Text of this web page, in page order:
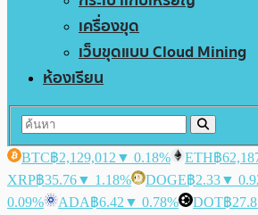
เครื่องขุด
เว็บขุดแบบ Cloud Mining
ห้องเรียน
BTC฿2,129,012 ▼ 0.18% ETH฿
XRP฿35.76▼ 1.18% DOGE฿2.33▼
0.09%
ADA฿6.42 ▼ 0.78% DOT฿